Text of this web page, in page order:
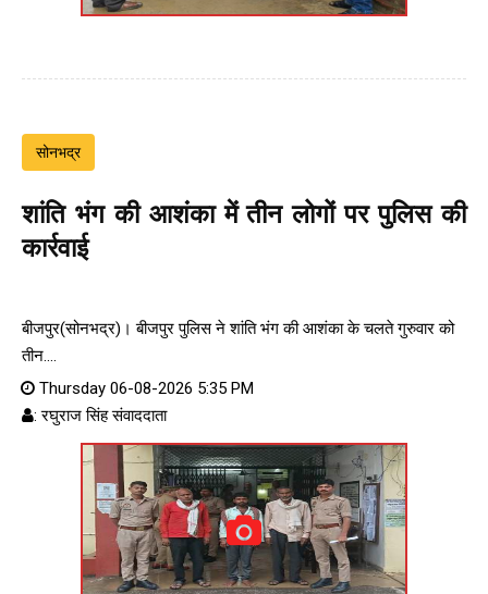
सोनभद्र
शांति भंग की आशंका में तीन लोगों पर पुलिस की
कार्रवाई
बीजपुर(सोनभद्र)। बीजपुर पुलिस ने शांति भंग की आशंका के चलते गुरुवार को
तीन....
Thursday 06-08-2026 5:35 PM
: रघुराज सिंह संवाददाता